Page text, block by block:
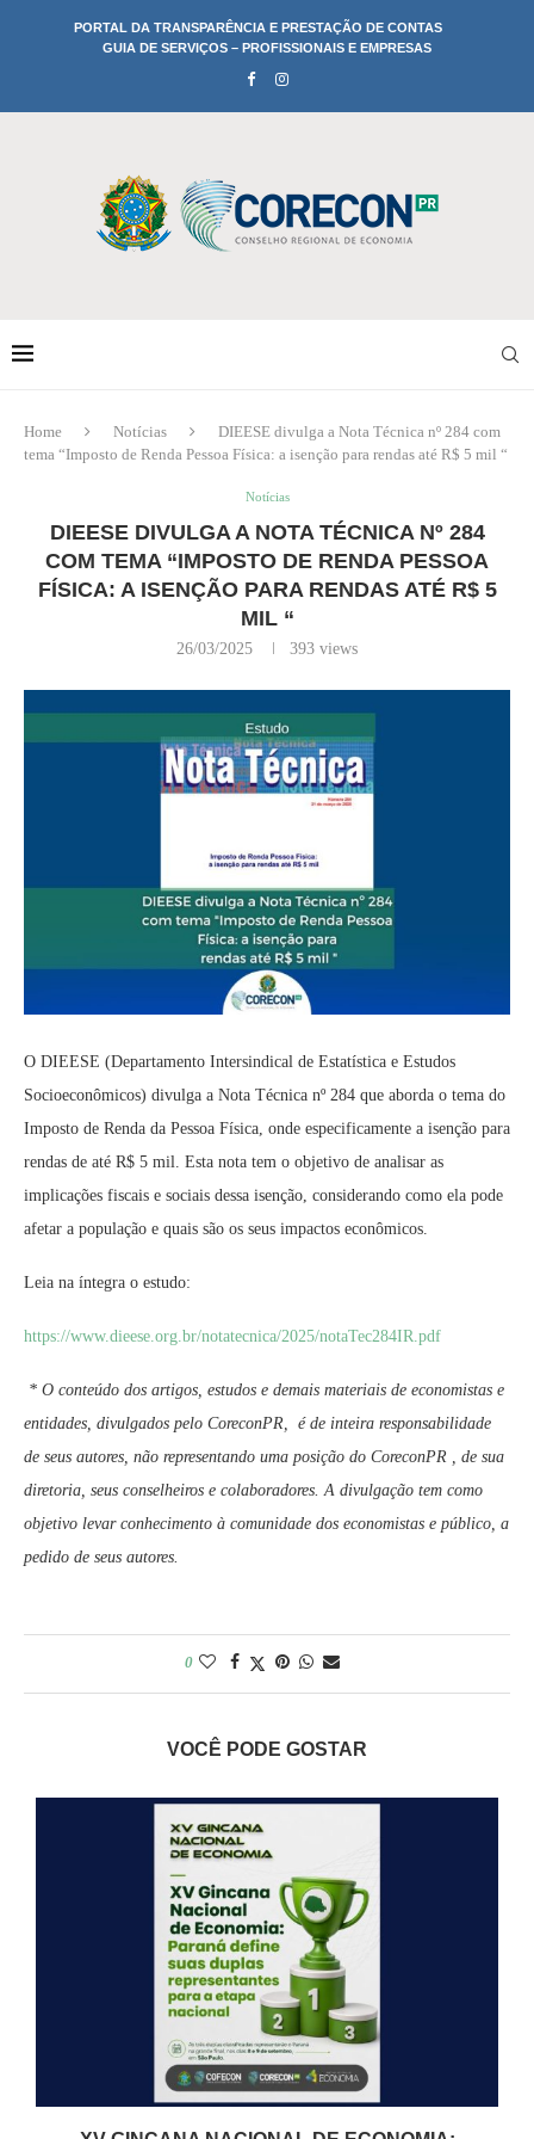
PORTAL DA TRANSPARÊNCIA E PRESTAÇÃO DE CONTAS
GUIA DE SERVIÇOS – PROFISSIONAIS E EMPRESAS
Home Notícias
DIEESE divulga a Nota Técnica nº 284 com
tema “Imposto de Renda Pessoa Física: a isenção para rendas até R$ 5 mil “
Notícias
DIEESE DIVULGA A NOTA TÉCNICA Nº 284
COM TEMA “IMPOSTO DE RENDA PESSOA
FÍSICA: A ISENÇÃO PARA RENDAS ATÉ R$ 5
MIL “
26/03/2025 393 views
O DIEESE (Departamento Intersindical de Estatística e Estudos
Socioeconômicos) divulga a Nota Técnica nº 284 que aborda o tema do
Imposto de Renda da Pessoa Física, onde especificamente a isenção para
rendas de até R$ 5 mil. Esta nota tem o objetivo de analisar as
implicações fiscais e sociais dessa isenção, considerando como ela pode
afetar a população e quais são os seus impactos econômicos.
Leia na íntegra o estudo:
https://www.dieese.org.br/notatecnica/2025/notaTec284IR.pdf
* O conteúdo dos artigos, estudos e demais materiais de economistas e
entidades, divulgados pelo CoreconPR, é de inteira responsabilidade
de seus autores, não representando uma posição do CoreconPR , de sua
diretoria, seus conselheiros e colaboradores. A divulgação tem como
objetivo levar conhecimento à comunidade dos economistas e público, a
pedido de seus autores.
0
VOCÊ PODE GOSTAR